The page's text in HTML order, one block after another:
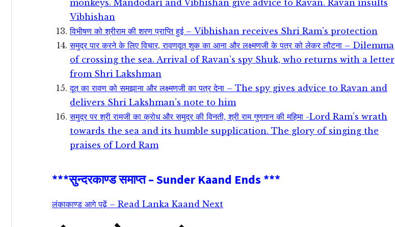
monkeys. Mandodari and Vibhishan give advice to Ravan. Ravan insults
Vibhishan
विभीषण को श्रीराम की शरण प्राप्ति हुई – Vibhishan receives Shri Ram’s protection
समुद्र पार करने के लिए विचार, रावणदूत शुक का आना और लक्ष्मणजी के पत्र को लेकर लौटना – Dilemma
of crossing the sea. Arrival of Ravan’s spy Shuk, who returns with a letter
from Shri Lakshman
दूत का रावण को समझाना और लक्ष्मणजी का पत्र देना – The spy gives advice to Ravan and
delivers Shri Lakshman’s note to him
समुद्र पर श्री रामजी का क्रोध और समुद्र की विनती, श्री राम गुणगान की महिमा -Lord Ram’s wrath
towards the sea and its humble supplication. The glory of singing the
praises of Lord Ram
***सुन्दरकाण्ड समाप्त – Sunder Kaand Ends ***
लंकाकाण्ड आगे पढ़ें – Read Lanka Kaand Next